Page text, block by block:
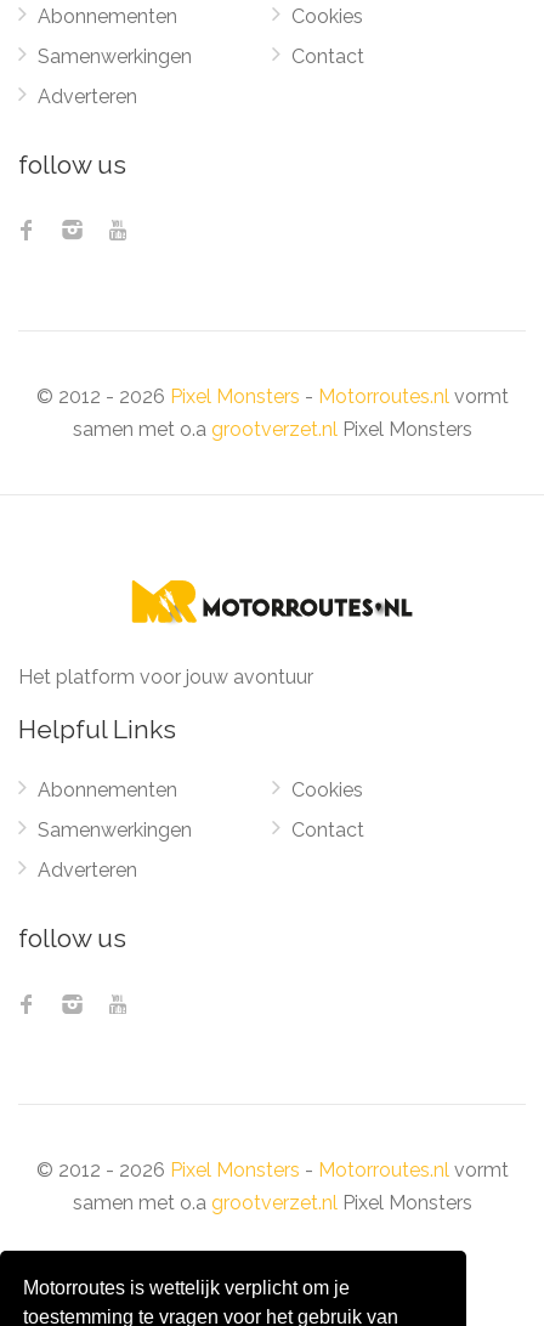
Motorroutes is wettelijk verplicht om je
toestemming te vragen voor het gebruik van
Abonnementen
Samenwerkingen
Adverteren
Cookies
Contact
follow us
© 2012 - 2026 Pixel Monsters - Motorroutes.nlvormt
samen met o.a grootverzet.nlPixel Monsters
Het platform voor jouw avontuur
Helpful Links
Abonnementen
Samenwerkingen
Adverteren
Cookies
Contact
follow us
© 2012 - 2026 Pixel Monsters - Motorroutes.nlvormt
samen met o.a grootverzet.nlPixel Monsters